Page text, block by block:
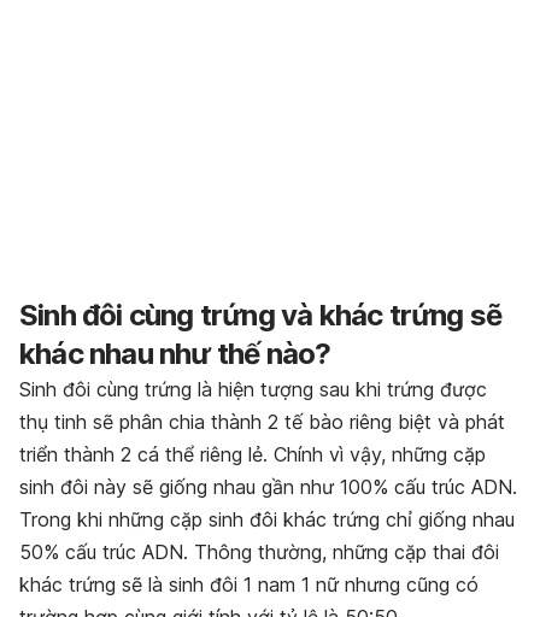
Sinh đôi cùng trứng và khác trứng sẽ
khác nhau như thế nào?
Sinh đôi cùng trứng là hiện tượng sau khi trứng được
thụ tinh sẽ phân chia thành 2 tế bào riêng biệt và phát
triển thành 2 cá thể riêng lẻ. Chính vì vậy, những cặp
sinh đôi này sẽ giống nhau gần như 100% cấu trúc ADN.
Trong khi những cặp sinh đôi khác trứng chỉ giống nhau
50% cấu trúc ADN. Thông thường, những cặp thai đôi
khác trứng sẽ là sinh đôi 1 nam 1 nữ nhưng cũng có